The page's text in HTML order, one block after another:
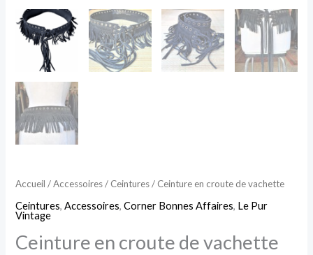
Accueil /Accessoires/ Ceintures/ Ceinture en croute de vachette
Ceintures,Accessoires,Corner Bonnes Affaires, Le Pur
Vintage
Ceinture en croute de vachette